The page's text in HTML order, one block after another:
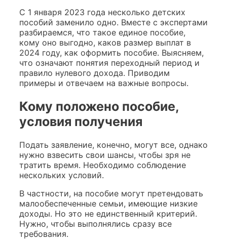
С 1 января 2023 года несколько детских
пособий заменило одно. Вместе с экспертами
разбираемся, что такое единое пособие,
кому оно выгодно, каков размер выплат в
2024 году, как оформить пособие. Выясняем,
что означают понятия переходный период и
правило нулевого дохода. Приводим
примеры и отвечаем на важные вопросы.
Кому положено пособие,
условия получения
Подать заявление, конечно, могут все, однако
нужно взвесить свои шансы, чтобы зря не
тратить время. Необходимо соблюдение
нескольких условий.
В частности, на пособие могут претендовать
малообеспеченные семьи, имеющие низкие
доходы. Но это не единственный критерий.
Нужно, чтобы выполнялись сразу все
требования.